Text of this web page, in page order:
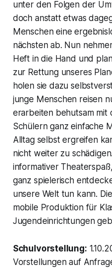
unter den Folgen der
doch anstatt etwas
Menschen eine
nächsten ab. Nun
Heft in die Hand und
zur Rettung unseres
holen sie dazu
junge Menschen reisen
erarbeiten behutsam mit
Schülern ganz einfache
Alltag selbst ergreifen
nicht weiter zu
informativer
ganz spielerisch
unsere Welt tun kann.
mobile Produktion für
Jugendeinrichtungen
Schulvorstellung:
Vorstellungen auf